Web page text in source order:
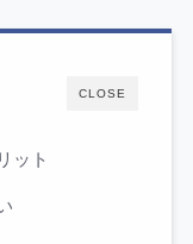
CLOSE
ット